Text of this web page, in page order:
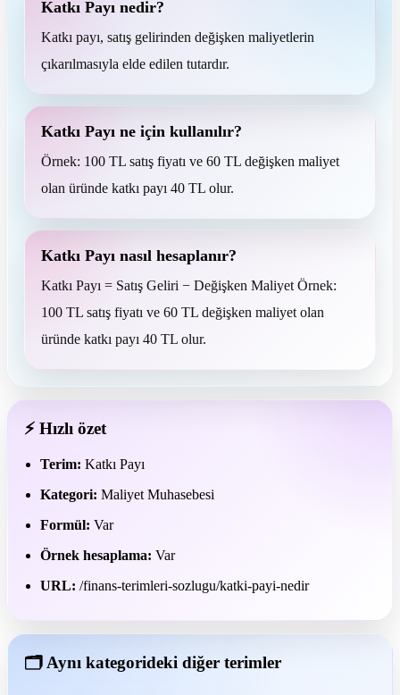
Katkı Payı nedir?
Katkı payı, satış gelirinden değişken maliyetlerin
çıkarılmasıyla elde edilen tutardır.
Katkı Payı ne için kullanılır?
Örnek: 100 TL satış fiyatı ve 60 TL değişken maliyet
olan üründe katkı payı 40 TL olur.
Katkı Payı nasıl hesaplanır?
Katkı Payı = Satış Geliri − Değişken Maliyet Örnek:
100 TL satış fiyatı ve 60 TL değişken maliyet olan
üründe katkı payı 40 TL olur.
⚡ Hızlı özet
Terim: Katkı Payı
Kategori: Maliyet Muhasebesi
Formül: Var
Örnek hesaplama: Var
URL: /finans-terimleri-sozlugu/katki-payi-nedir
🗂 Aynı kategorideki diğer terimler